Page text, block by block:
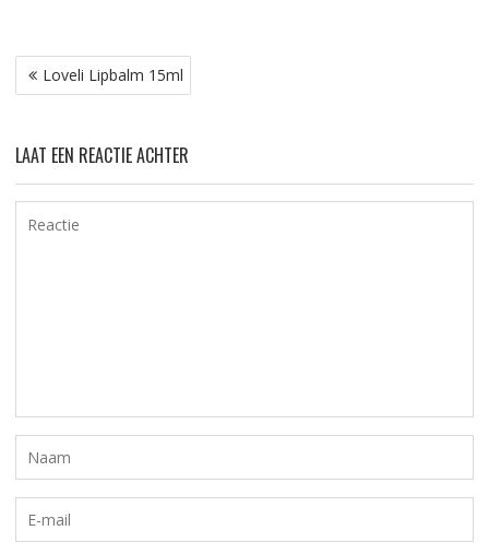
Bericht
navigatie
Loveli Lipbalm 15ml
LAAT EEN REACTIE ACHTER